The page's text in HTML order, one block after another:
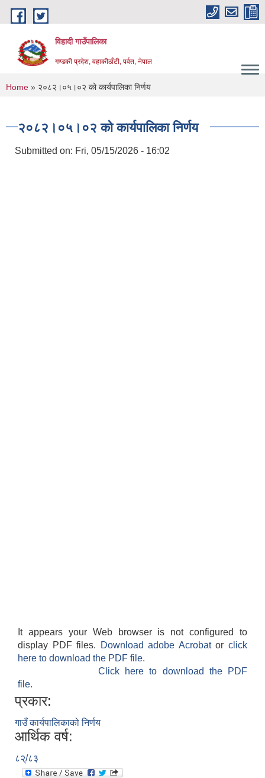
Skip to main content
विहादी गाउँपालिका
गण्डकी प्रदेश, वहाकीठाँटी, पर्वत, नेपाल
You are here
Home » २०८२।०५।०२ को कार्यपालिका निर्णय
२०८२।०५।०२ को कार्यपालिका निर्णय
Submitted on: Fri, 05/15/2026 - 16:02
It appears your Web browser is not configured to
display PDF files.
Download adobe Acrobatorclick
here to download the PDF file.
Click here to download the PDF
file.
प्रकार:
गाउँ कार्यपालिकाको निर्णय
आर्थिक वर्ष:
८२्/८३